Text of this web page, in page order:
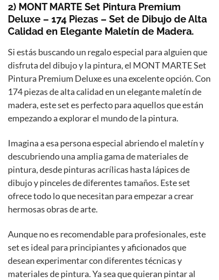
2) MONT MARTE Set Pintura Premium
Deluxe – 174 Piezas – Set de Dibujo de Alta
Calidad en Elegante Maletín de Madera.
Si estás buscando un regalo especial para alguien que
disfruta del dibujo y la pintura, el MONT MARTE Set
Pintura Premium Deluxe es una excelente opción. Con
174 piezas de alta calidad en un elegante maletín de
madera, este set es perfecto para aquellos que están
empezando a explorar el mundo de la pintura.
Imagina a esa persona especial abriendo el maletín y
descubriendo una amplia gama de materiales de
pintura, desde pinturas acrílicas hasta lápices de
dibujo y pinceles de diferentes tamaños. Este set
ofrece todo lo que necesitan para empezar a crear
hermosas obras de arte.
Aunque no es recomendable para profesionales, este
set es ideal para principiantes y aficionados que
desean experimentar con diferentes técnicas y
materiales de pintura. Ya sea que quieran pintar al